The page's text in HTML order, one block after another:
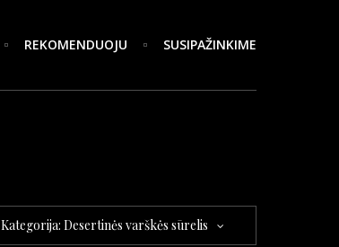
REKOMENDUOJU SUSIPAŽINKIME
Kategorija: Desertinės varškės sūrelis